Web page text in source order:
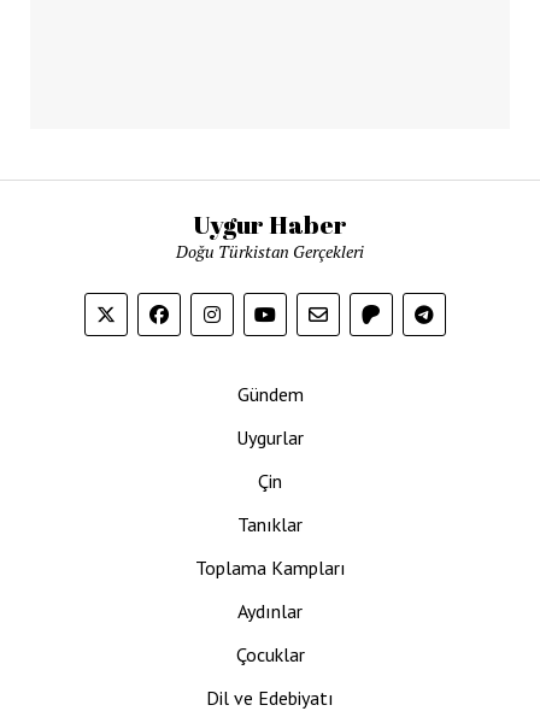
Uygur Haber
Doğu Türkistan Gerçekleri
Gündem
Uygurlar
Çin
Tanıklar
Toplama Kampları
Aydınlar
Çocuklar
Dil ve Edebiyatı